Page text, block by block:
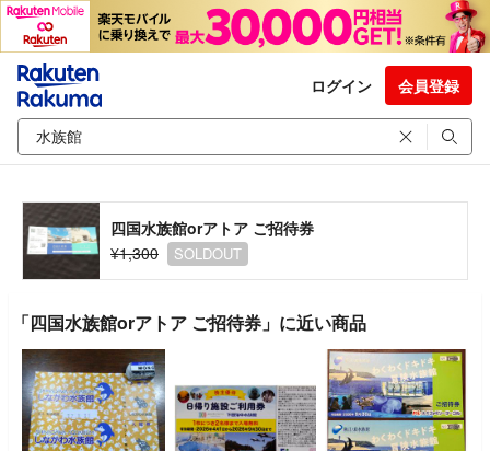
ログイン 会員登録
四国水族館orアトア ご招待券
¥1,300
SOLDOUT
「四国水族館orアトア ご招待券」に近い商品